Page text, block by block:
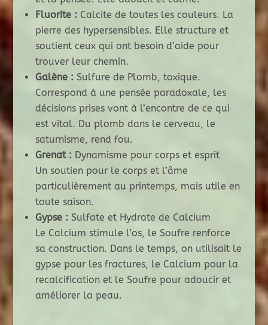
Fluorite : Calcite de toutes les couleurs. La
pierre des hypersensibles. Elle structure et
soutient ceux qui ont besoin d’aide pour
trouver leur chemin.
Galène : Sulfure de Plomb, toxique.
Correspond à une pensée paradoxale, les
décisions prises vont à l’encontre de ce qui
est vital. Du plomb dans le cerveau, le
saturnisme, rend fou.
Grenat : Dynamisme pour corps et esprit
Un soutien pour le corps et l’âme
particulièrement au printemps, mais utile en
toute saison.
Gypse : Sulfate et Hydrate de Calcium
Le Calcium stimule l’os, le Soufre renforce
sa construction. Dans le temps, on utilisait le
gypse pour les fractures, le Calcium pour la
recalcification et le Soufre pour adoucir et
améliorer la peau.